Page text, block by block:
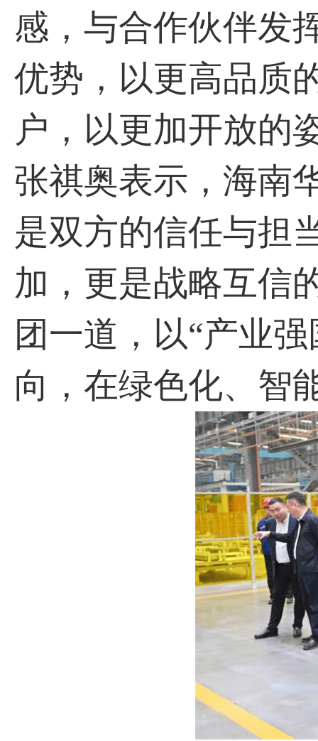
感，与合作伙伴发
优势，以更高品质
户，以更加开放的
张祺奥表示，海南
是双方的信任与担
加，更是战略互信
团一道，以“产业
向，在绿色化、智